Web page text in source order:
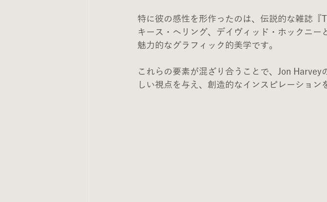
特に彼の感性を形作ったのは、伝説的な雑誌『
キース・ヘリング、デイヴィッド・ホックニ
魅力的なグラフィック的美学です。
これらの要素が混ざり合うことで、Jon
しい視点を与え、創造的なインスピレーション